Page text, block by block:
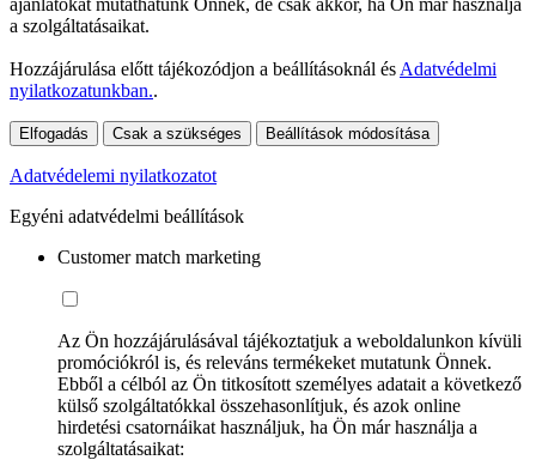
ajánlatokat mutathatunk Önnek, de csak akkor, ha Ön már használja
a szolgáltatásaikat.
Hozzájárulása előtt tájékozódjon a beállításoknál és Adatvédelmi
nyilatkozatunkban..
Elfogadás Csak a szükséges Beállítások módosítása
Adatvédelemi nyilatkozatot
Egyéni adatvédelmi beállítások
Customer match marketing
Az Ön hozzájárulásával tájékoztatjuk a weboldalunkon kívüli
promóciókról is, és releváns termékeket mutatunk Önnek.
Ebből a célból az Ön titkosított személyes adatait a következő
külső szolgáltatókkal összehasonlítjuk, és azok online
hirdetési csatornáikat használjuk, ha Ön már használja a
szolgáltatásaikat: